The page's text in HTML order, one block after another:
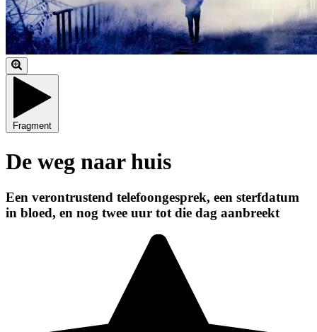
Fragment
De weg naar huis
Een verontrustend telefoongesprek, een sterfdatum
in bloed, en nog twee uur tot die dag aanbreekt